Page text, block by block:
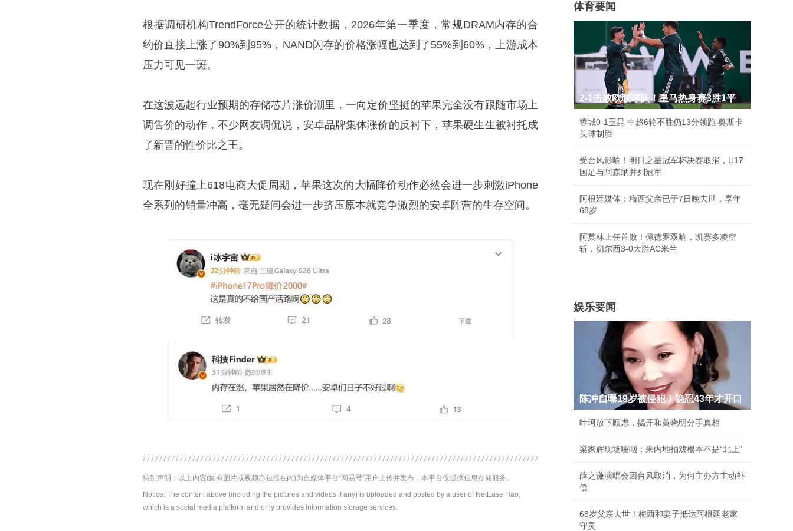
根据调研机构TrendForce公开的统计数据，2026年第一季度，常规DRAM内存的合
约价直接上涨了90%到95%，NAND闪存的价格涨幅也达到了55%到60%，上游成本
压力可见一斑。
在这波远超行业预期的存储芯片涨价潮里，一向定价坚挺的苹果完全没有跟随市场上
调售价的动作，不少网友调侃说，安卓品牌集体涨价的反衬下，苹果硬生生被衬托成
了新晋的性价比之王。
现在刚好撞上618电商大促周期，苹果这次的大幅降价动作必然会进一步刺激iPhone
全系列的销量冲高，毫无疑问会进一步挤压原本就竞争激烈的安卓阵营的生存空间。
特别声明：以上内容(如有图片或视频亦包括在内)为自媒体平台“网易号”用户上传并发布，本平台仅提供信息存储服务。
Notice: The content above (including the pictures and videos if any) is uploaded and posted by a user of NetEase Hao,
which is a social media platform and only provides information storage services.
体育要闻
2-1击败欧联球队！皇马热身赛3胜1平
蓉城0-1玉昆 中超6轮不胜仍13分领跑 奥斯卡
头球制胜
受台风影响！明日之星冠军杯决赛取消，U17
国足与阿森纳并列冠军
阿根廷媒体：梅西父亲已于7日晚去世，享年
68岁
阿莫林上任首败！佩德罗双响，凯赛多凌空
斩，切尔西3-0大胜AC米兰
娱乐要闻
陈冲自曝19岁被侵犯！隐忍43年才开口
叶珂放下顾虑，揭开和黄晓明分手真相
梁家辉现场哽咽：来内地拍戏根本不是“北上”
薛之谦演唱会因台风取消，为何主办方主动补
偿
68岁父亲去世！梅西和妻子抵达阿根廷老家
守灵